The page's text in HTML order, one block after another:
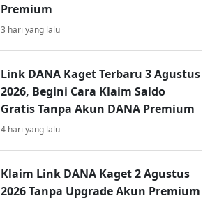
Premium
3 hari yang lalu
Link DANA Kaget Terbaru 3 Agustus
2026, Begini Cara Klaim Saldo
Gratis Tanpa Akun DANA Premium
4 hari yang lalu
Klaim Link DANA Kaget 2 Agustus
2026 Tanpa Upgrade Akun Premium